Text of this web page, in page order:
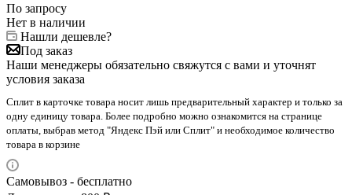
По запросу
Нет в наличии
Нашли дешевле?
Под заказ
Наши менеджеры обязательно свяжутся с вами и уточнят
условия заказа
Сплит в карточке товара носит лишь предварительный характер и только за
одну единицу товара. Более подробно можно ознакомится на странице
оплаты, выбрав метод "Яндекс Пэй или Сплит" и необходимое количество
товара в корзине
Самовывоз - бесплатно